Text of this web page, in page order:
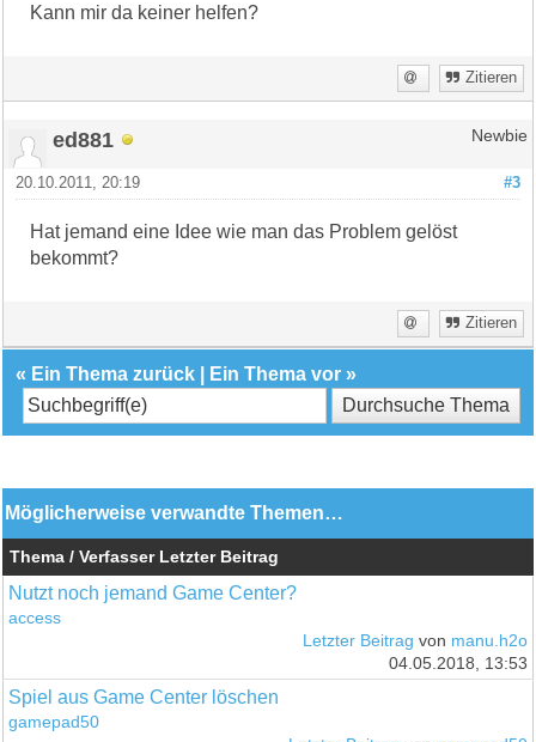
Kann mir da keiner helfen?
Zitieren
ed881 Newbie
#3
20.10.2011, 20:19
Hat jemand eine Idee wie man das Problem gelöst
bekommt?
Zitieren
« Ein Thema zurück Ein Thema vor »
Möglicherweise verwandte Themen…
Thema / Verfasser Letzter Beitrag
Nutzt noch jemand Game Center?
access
Letzter Beitrag von manu.h2o
04.05.2018, 13:53
Spiel aus Game Center löschen
gamepad50